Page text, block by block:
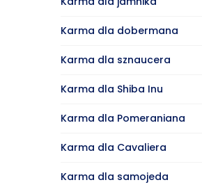
Karma dla dobermana
Karma dla sznaucera
Karma dla Shiba Inu
Karma dla Pomeraniana
Karma dla Cavaliera
Karma dla samojeda